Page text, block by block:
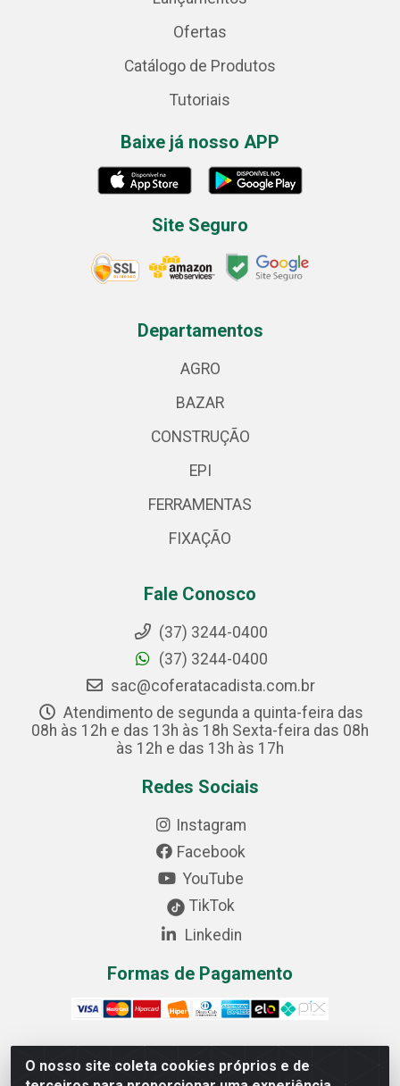
O nosso site coleta cookies próprios e de
Ofertas
Catálogo de Produtos
Tutoriais
Baixe já nosso APP
Site Seguro
Departamentos
AGRO
BAZAR
CONSTRUÇÃO
EPI
FERRAMENTAS
FIXAÇÃO
Fale Conosco
(37) 3244-0400
(37) 3244-0400
sac@coferatacadista.com.br
Atendimento de segunda a quinta-feira das
08h às 12h e das 13h às 18h Sexta-feira das 08h
às 12h e das 13h às 17h
Redes Sociais
Instagram
Facebook
YouTube
TikTok
Linkedin
Formas de Pagamento
Cofer Importadora e Distribuidora LTDA - Avenida